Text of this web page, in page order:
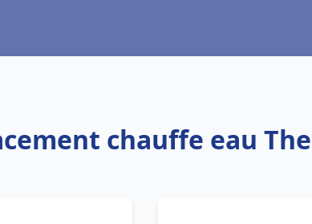
chauffe eau